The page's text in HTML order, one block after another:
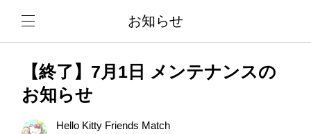
お知らせ
【終了】7月1日 メンテナンスの
お知らせ
Hello Kitty Friends Match